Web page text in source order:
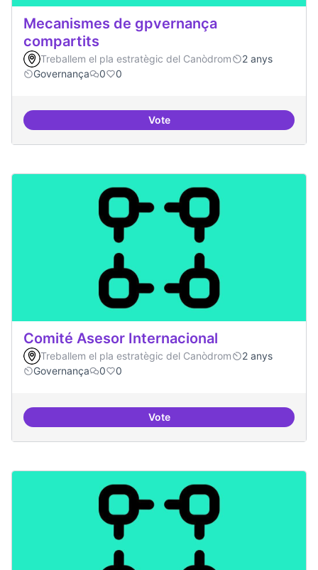
Mecanismes de gpvernança
compartits
Treballem el pla estratègic del Canòdrom
2 anys
Governança
0 0
VoteMecanismes de gpvernança
Comité Asesor Internacional
Treballem el pla estratègic del Canòdrom
2 anys
Governança
0 0
VoteComité Asesor Internacional